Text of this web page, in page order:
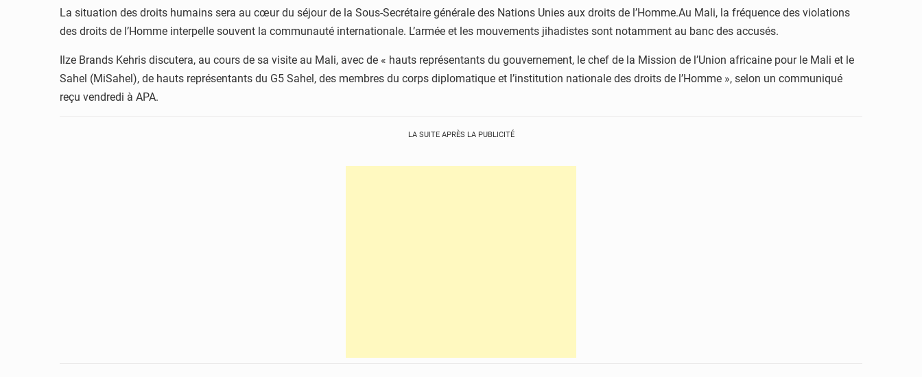
La situation des droits humains sera au cœur du séjour de la Sous-Secrétaire générale des Nations Unies aux droits de l’Homme.Au Mali, la fréquence des violations
des droits de l’Homme interpelle souvent la communauté internationale. L’armée et les mouvements jihadistes sont notamment au banc des accusés.
Ilze Brands Kehris discutera, au cours de sa visite au Mali, avec de « hauts représentants du gouvernement, le chef de la Mission de l’Union africaine pour le Mali et le
Sahel (MiSahel), de hauts représentants du G5 Sahel, des membres du corps diplomatique et l’institution nationale des droits de l’Homme », selon un communiqué
reçu vendredi à APA.
LA SUITE APRÈS LA PUBLICITÉ